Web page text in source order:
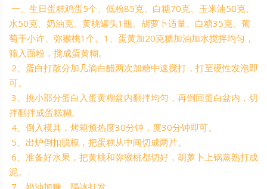
一、生日蛋糕鸡蛋5个、低粉85克、白糖70克、玉米油50克、
水50克、奶油克、黄桃罐头1瓶、胡萝卜适量、白糖35克、葡
萄干小许、弥猴桃1个。1、蛋黄加20克糖加油加水搅拌均匀，
筛入面粉，搅成蛋黄糊。
2、蛋白打散分加几滴白醋两次加糖中速搅打，打至硬性发泡即
可。
3、挑小部分蛋白入蛋黄糊盆内翻拌均匀，再倒回蛋白盆内，切
拌翻拌成蛋糕糊。
4、倒入模具，烤箱预热度30分钟，度30分钟即可。
5、出炉倒扣脱模，把蛋糕从中间切成两片。
6、准备好水果，把黄桃和弥猴桃都切好，胡萝卜上锅蒸熟打成
泥。
7、奶油加糖，隔冰打发。